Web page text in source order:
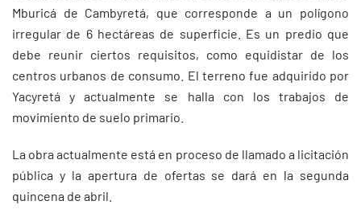
Mburicá de Cambyretá, que corresponde a un polígono
irregular de 6 hectáreas de superficie. Es un predio que
debe reunir ciertos requisitos, como equidistar de los
centros urbanos de consumo. El terreno fue adquirido por
Yacyretá y actualmente se halla con los trabajos de
movimiento de suelo primario.
La obra actualmente está en proceso de llamado a licitación
pública y la apertura de ofertas se dará en la segunda
quincena de abril.